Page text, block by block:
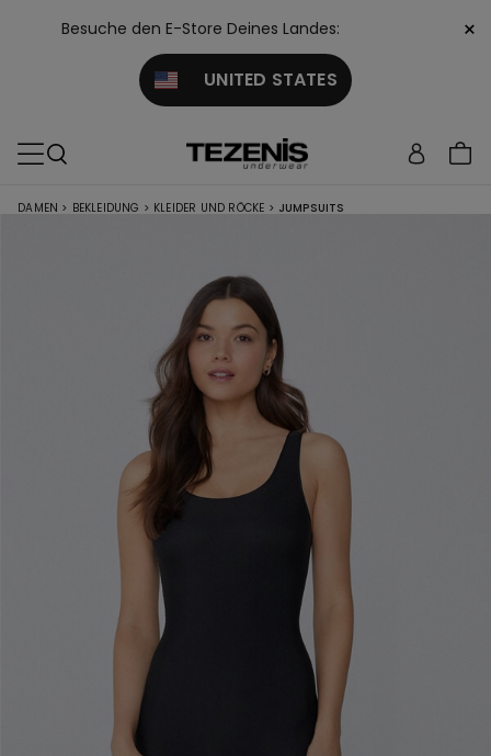
Besuche den E-Store Deines Landes:
UNITED STATES
×
DAMEN > BEKLEIDUNG > KLEIDER UND RÖCKE > JUMPSUITS